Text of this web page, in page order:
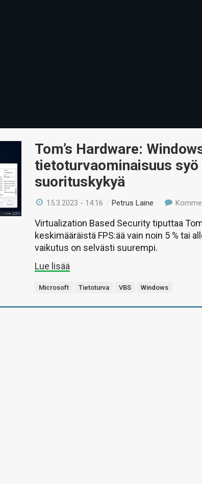
Tom’s Hardware:
tietoturvaominaisuus syö
suorituskykyä
15.3.2023 - 14:16 /Petrus Laine
Virtualization Based Security tiputtaa
keskimääräistä FPS:ää vain noin 5 % tai
vaikutus on selvästi suurempi.
Lue lisää
Microsoft Tietoturva VBS Windows